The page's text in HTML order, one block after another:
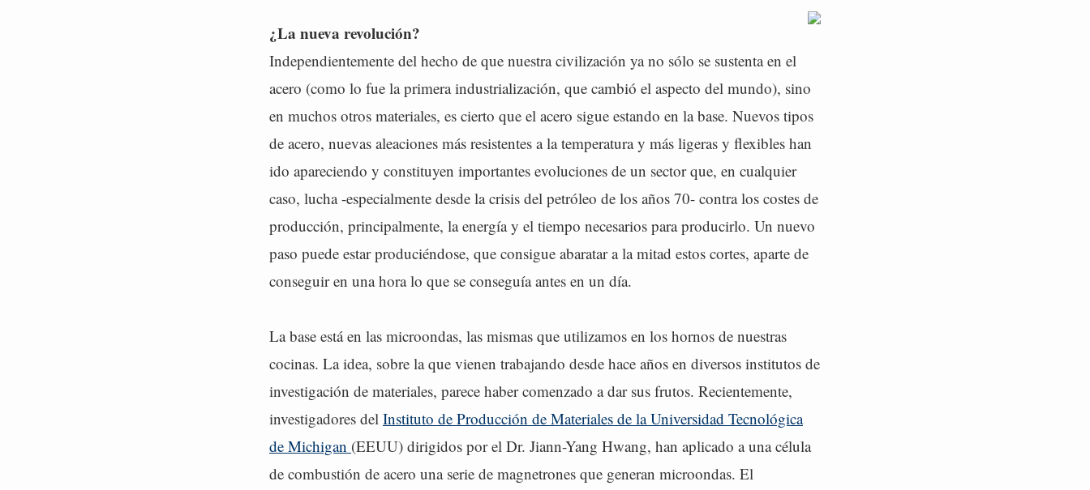
¿La nueva revolución?
Independientemente del hecho de que nuestra civilización ya no sólo se sustenta en el
acero (como lo fue la primera industrialización, que cambió el aspecto del mundo), sino
en muchos otros materiales, es cierto que el acero sigue estando en la base. Nuevos tipos
de acero, nuevas aleaciones más resistentes a la temperatura y más ligeras y flexibles han
ido apareciendo y constituyen importantes evoluciones de un sector que, en cualquier
caso, lucha -especialmente desde la crisis del petróleo de los años 70- contra los costes de
producción, principalmente, la energía y el tiempo necesarios para producirlo. Un nuevo
paso puede estar produciéndose, que consigue abaratar a la mitad estos cortes, aparte de
conseguir en una hora lo que se conseguía antes en un día.
La base está en las microondas, las mismas que utilizamos en los hornos de nuestras
cocinas. La idea, sobre la que vienen trabajando desde hace años en diversos institutos de
investigación de materiales, parece haber comenzado a dar sus frutos. Recientemente,
investigadores del Instituto de Producción de Materiales de la Universidad Tecnológica
de Michigan (EEUU) dirigidos por el Dr. Jiann-Yang Hwang, han aplicado a una célula
de combustión de acero una serie de magnetrones que generan microondas. El